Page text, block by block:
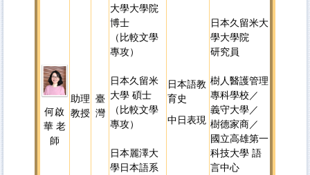
何啟
華 老
師
助理
教授
臺
灣
大學大學院
博士
（比較文學
專攻）
日本久留米
大學 碩士
（比較文學
專攻）
日本麗澤大
學日本語系
日本語教
育史
中日表現
日本久留米大
學大學院
研究員
樹人醫護管理
專科學校／
義守大學／
樹德家商／
國立高雄第一
科技大學 語
言中心